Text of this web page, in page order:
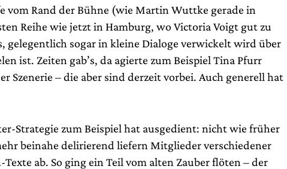
vom Rand der Bühne (wie Martin Wuttke gerade in
Reihe wie jetzt in Hamburg, wo Victoria Voigt gut zu
gelegentlich sogar in kleine Dialoge verwickelt wird über
ist. Zeiten gab’s, da agierte zum Beispiel Tina Pfurr
Szenerie – die aber sind derzeit vorbei. Auch generell hat
Strategie zum Beispiel hat ausgedient: nicht wie früher
beinahe delirierend liefern Mitglieder verschiedener
Texte ab. So ging ein Teil vom alten Zauber flöten – der